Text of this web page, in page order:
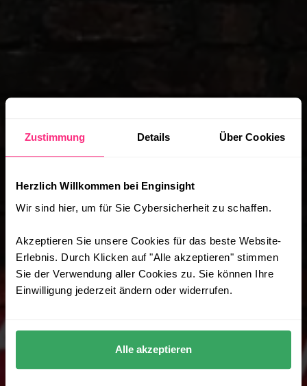
Zustimmung Details Über Cookies
Herzlich Willkommen bei Enginsight
Wir sind hier, um für Sie Cybersicherheit zu schaffen.
Akzeptieren Sie unsere Cookies für das beste Website-
Erlebnis. Durch Klicken auf "Alle akzeptieren" stimmen
Sie der Verwendung aller Cookies zu. Sie können Ihre
Einwilligung jederzeit ändern oder widerrufen.
Alle akzeptieren